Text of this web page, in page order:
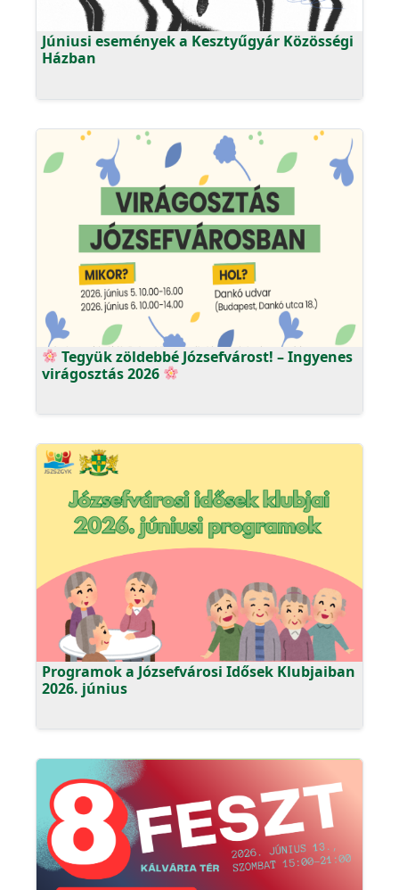
Júniusi események a Kesztyűgyár Közösségi
Házban
Tegyük zöldebbé Józsefvárost! – Ingyenes
virágosztás 2026
Programok a Józsefvárosi Idősek Klubjaiban
2026. június